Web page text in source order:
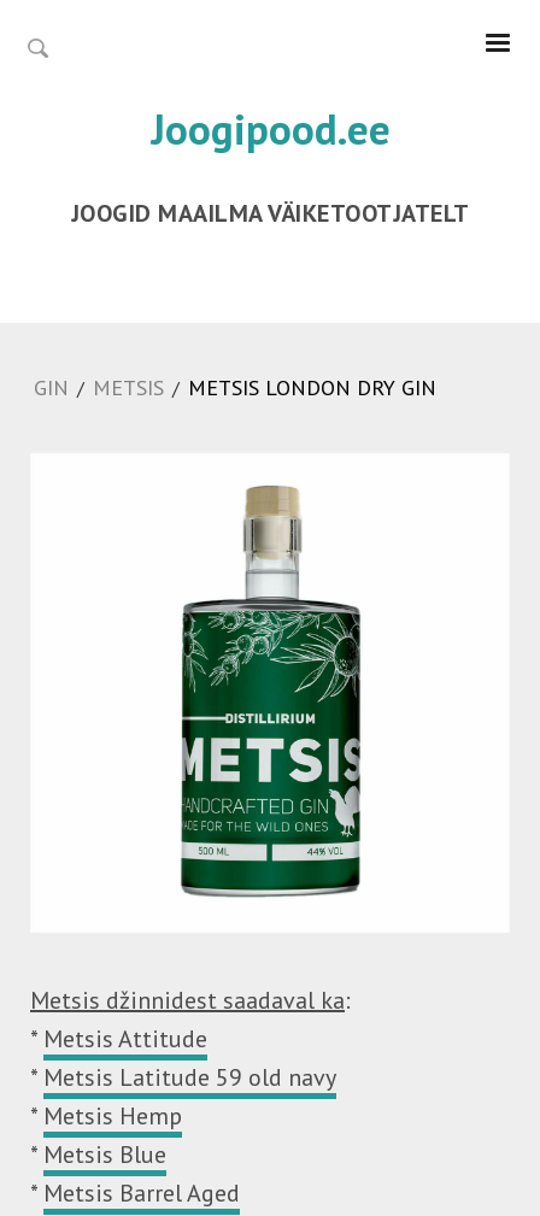
Joogipood.ee
JOOGID MAAILMA VÄIKETOOTJATELT
GIN / METSIS / METSIS LONDON DRY GIN
Metsis džinnidest saadaval ka:
* Metsis Attitude
* Metsis Latitude 59 old navy
* Metsis Hemp
* Metsis Blue
* Metsis Barrel Aged